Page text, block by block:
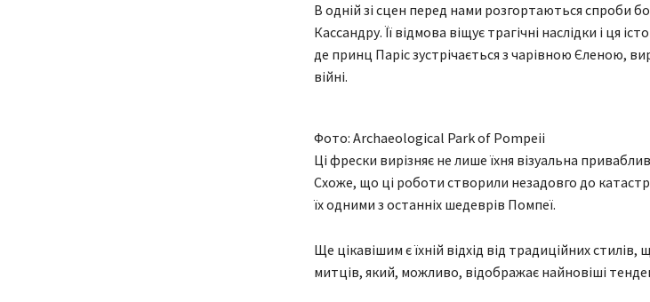
В одній зі сцен перед нами розгортаються спроби
Кассандру. Її відмова віщує трагічні наслідки і ця
де принц Паріс зустрічається з чарівною Єленою,
війні.
Фото: Archaeological Park of Pompeii
Ці фрески вирізняє не лише їхня візуальна
Схоже, що ці роботи створили незадовго до
їх одними з останніх шедеврів Помпеї.
Ще цікавішим є їхній відхід від традиційних
митців, який, можливо, відображає найновіші